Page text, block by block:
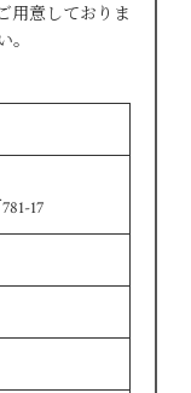
用意しておりま
17